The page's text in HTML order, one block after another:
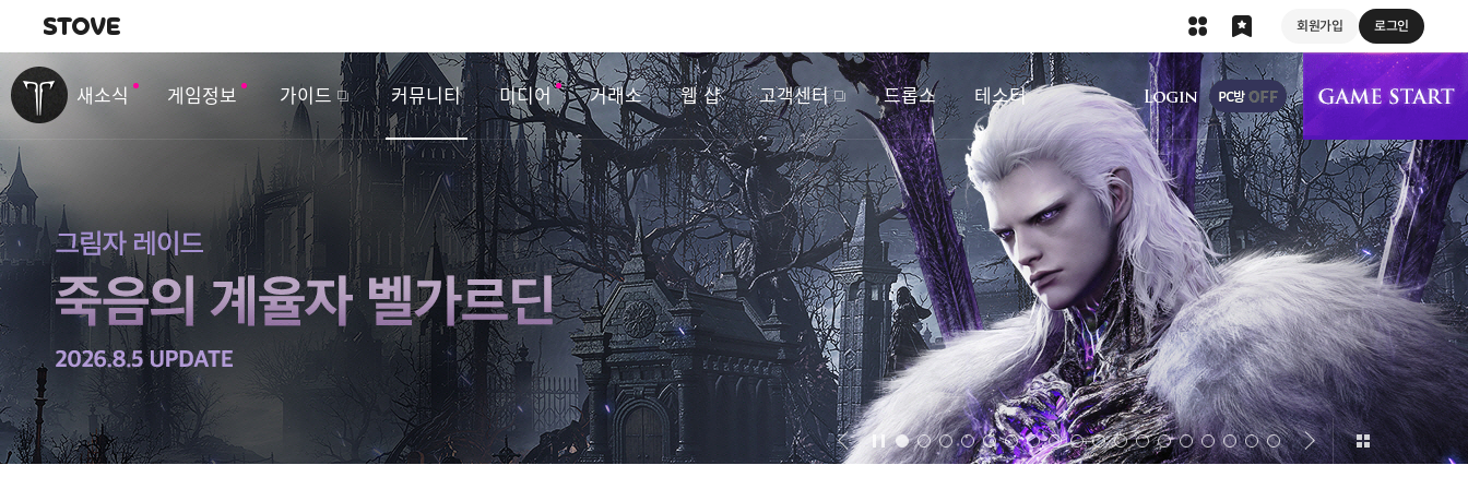
회원가입 로그인
내비게이션
새소식 게임정보 가이드 커뮤니티 미디어 거래소 웹 샵 고객센터 드롭스 테스터
상단 메뉴
벤
트
&
업
데
이
트